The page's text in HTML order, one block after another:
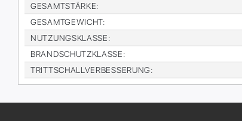
GE­SAMT­STÄR­KE:
GE­SAMT­GE­WICHT:
NUT­ZUNGS­KLAS­SE:
BRAND­SCHUTZ­KLAS­SE:
TRITT­SCHALL­VER­BES­SE­RUNG: